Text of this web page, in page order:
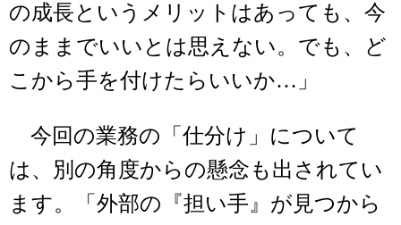
の成長というメリットはあっても、今
のままでいいとは思えない。でも、ど
こから手を付けたらいいか…」
今回の業務の「仕分け」について
は、別の角度からの懸念も出されてい
ます。「外部の『担い手』が見つから